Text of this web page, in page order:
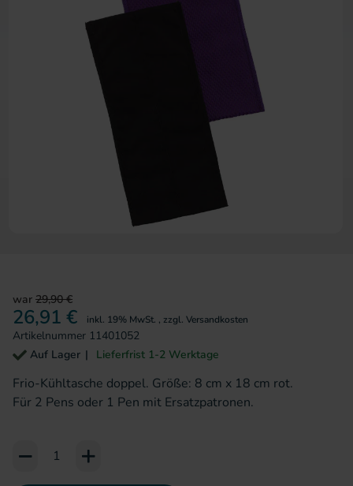
war 29,90 €
26,91 € inkl. 19% MwSt. , zzgl. Versandkosten
Artikelnummer 11401052
Auf Lager
Lieferfrist 1-2 Werktage
Frio-Kühltasche doppel. Größe: 8 cm x 18 cm rot.
Für 2 Pens oder 1 Pen mit Ersatzpatronen.
Add to Cart or Wish List